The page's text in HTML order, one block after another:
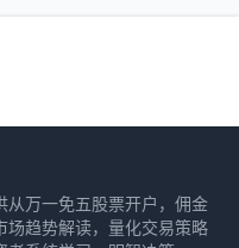
从万一免五股票开户，佣金
场趋势解读，量化交易策略